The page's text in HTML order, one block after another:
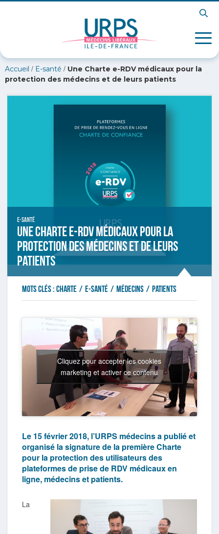
Accueil / E-santé / Une Charte e-RDV médicaux pour la
protection des médecins et de leurs patients
E-santé
Une Charte e-RDV médicaux pour la
protection des médecins et de leurs
patients
Mots clés : charte / e-santé / médecins / patients
Cliquez pour accepter les cookies
marketing et activer ce contenu
Le 15 février 2018, l’URPS médecins a publié et
organisé la signature de la première Charte
pour la protection des utilisateurs des
plateformes de prise de RDV médicaux en
ligne, médecins et patients.
La